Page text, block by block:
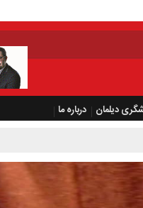
دیلمان
درباره ما